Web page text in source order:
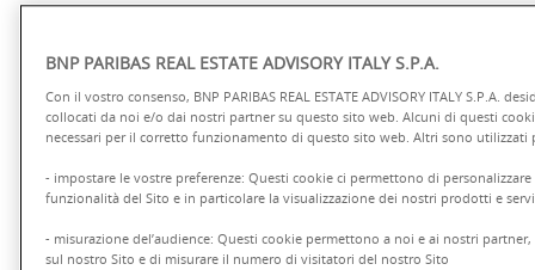
dal Decreto.
I MOG delle società BNP Paribas REA Italy S.p.A.
e BNP Paribas REPM Italy S.p.A. sono stati
aggiornati in conseguenza del perfezionamento
delle fusioni che hanno interessato il Polo Real
Estate (BNP Paribas Real Estate Advisory Italy ha
BNP PARIBAS REAL ESTATE ADVISORY ITALY S.P.A.
Con il vostro consenso, BNP PARIBAS REAL ESTATE ADVISORY ITALY S.P.A.
collocati da noi e/o dai nostri partner su questo sito web. Alcuni di questi
necessari per il corretto funzionamento di questo sito web. Altri sono utilizzati
- impostare le vostre preferenze: Questi cookie ci permettono di
funzionalità del Sito e in particolare la visualizzazione dei nostri prodotti e
- misurazione del’audience: Questi cookie permettono a noi e ai nostri partner,
sul nostro Sito e di misurare il numero di visitatori del nostro Sito